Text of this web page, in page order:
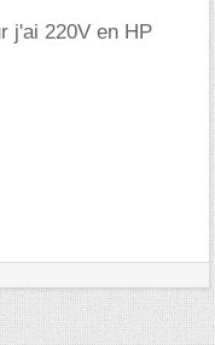
j'ai 220V en HP